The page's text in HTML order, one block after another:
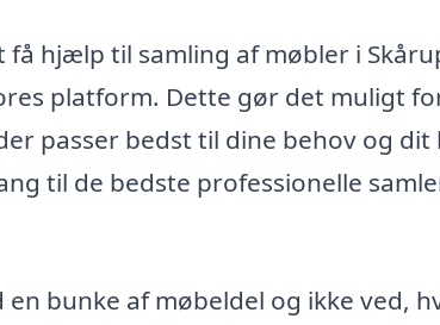
få hjælp til samling af møbler i
platform. Dette gør det muligt
passer bedst til dine behov og
til de bedste professionelle
en bunke af møbeldel og ikke ved,